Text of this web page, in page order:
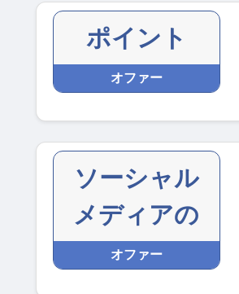
ポイント
オファー
ソーシャル
メディアの
オファー